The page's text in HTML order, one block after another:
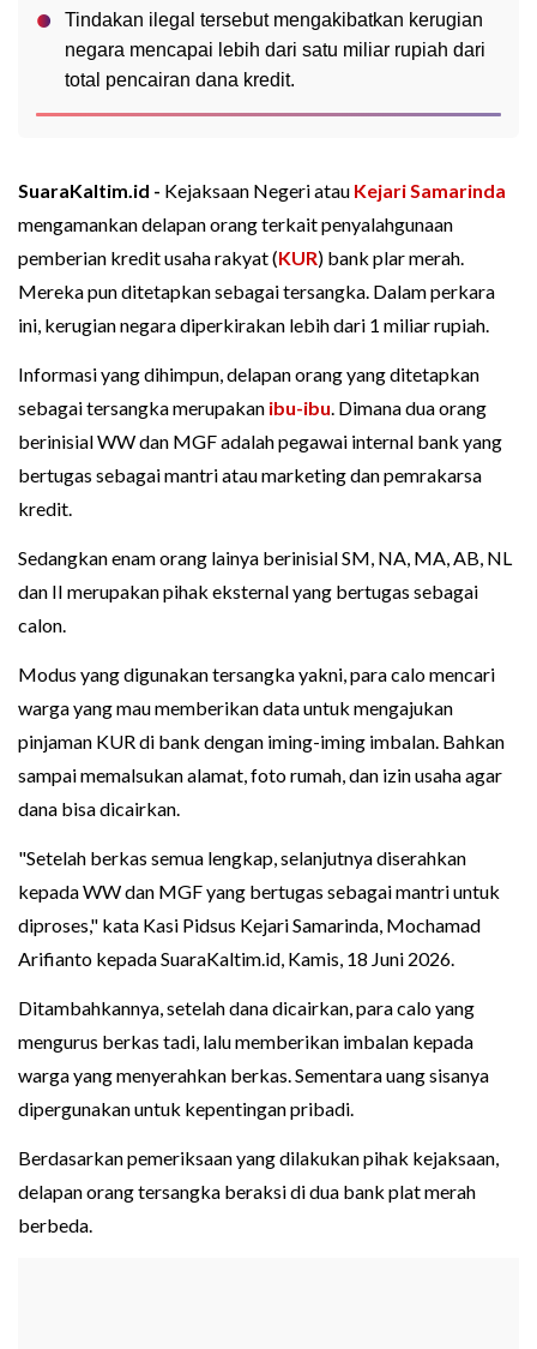
Tindakan ilegal tersebut mengakibatkan kerugian
negara mencapai lebih dari satu miliar rupiah dari
total pencairan dana kredit.
SuaraKaltim.id - Kejaksaan Negeri atau Kejari Samarinda
mengamankan delapan orang terkait penyalahgunaan
pemberian kredit usaha rakyat (KUR) bank plar merah.
Mereka pun ditetapkan sebagai tersangka. Dalam perkara
ini, kerugian negara diperkirakan lebih dari 1 miliar rupiah.
Informasi yang dihimpun, delapan orang yang ditetapkan
sebagai tersangka merupakan ibu-ibu. Dimana dua orang
berinisial WW dan MGF adalah pegawai internal bank yang
bertugas sebagai mantri atau marketing dan pemrakarsa
kredit.
Sedangkan enam orang lainya berinisial SM, NA, MA, AB, NL
dan II merupakan pihak eksternal yang bertugas sebagai
calon.
Modus yang digunakan tersangka yakni, para calo mencari
warga yang mau memberikan data untuk mengajukan
pinjaman KUR di bank dengan iming-iming imbalan. Bahkan
sampai memalsukan alamat, foto rumah, dan izin usaha agar
dana bisa dicairkan.
"Setelah berkas semua lengkap, selanjutnya diserahkan
kepada WW dan MGF yang bertugas sebagai mantri untuk
diproses," kata Kasi Pidsus Kejari Samarinda, Mochamad
Arifianto kepada SuaraKaltim.id, Kamis, 18 Juni 2026.
Ditambahkannya, setelah dana dicairkan, para calo yang
mengurus berkas tadi, lalu memberikan imbalan kepada
warga yang menyerahkan berkas. Sementara uang sisanya
dipergunakan untuk kepentingan pribadi.
Berdasarkan pemeriksaan yang dilakukan pihak kejaksaan,
delapan orang tersangka beraksi di dua bank plat merah
berbeda.